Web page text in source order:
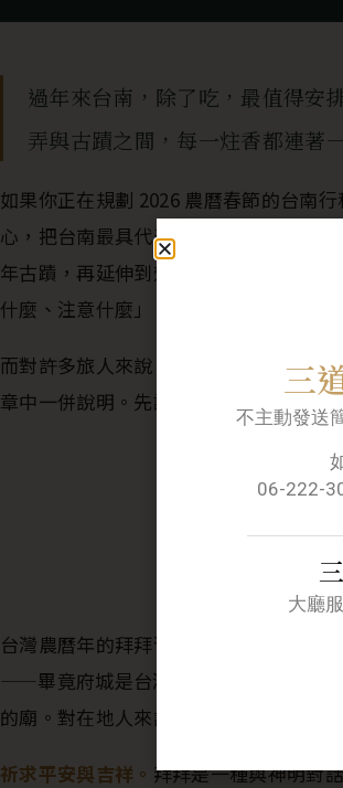
過年來台南，除了吃，最值得安
弄與古蹟之間，每一炷香都連著
如果你正在規劃 2026 農曆春節的台南
心，把台南最具代表性的五間廟宇，依
年古蹟，再延伸到郊區的兩大信仰中心
什麼、注意什麼」，讓你不只是走馬看
而對許多旅人來說，把住宿安排在中
章中一併說明。先讓我們從「為什麼台
過
台灣農曆年的拜拜習俗，背後有深厚的
——畢竟府城是台灣開發最早的城市，
的廟。對在地人來說，過年拜拜不只是
祈求平安與吉祥。 拜拜是一種與神明對
三
不主動發送
06-222-
大廳